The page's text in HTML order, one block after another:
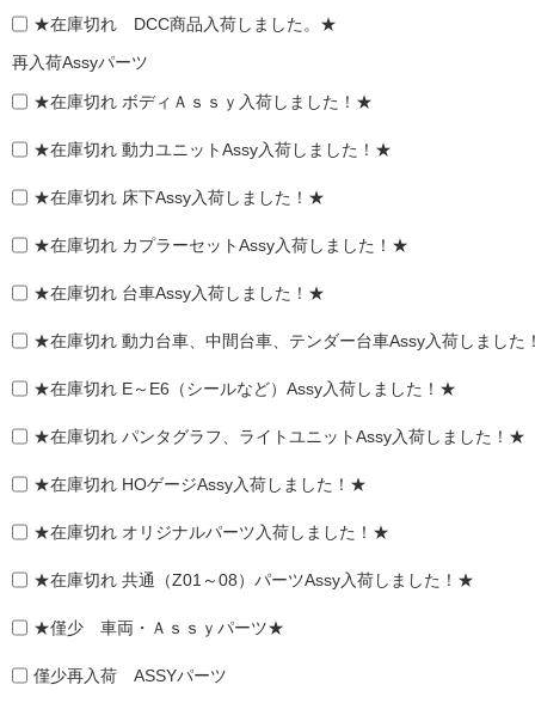
★在庫切れ DCC商品入荷しました。★
再入荷Assyパーツ
★在庫切れ ボディＡｓｓｙ入荷しました！★
★在庫切れ 動力ユニットAssy入荷しました！★
★在庫切れ 床下Assy入荷しました！★
★在庫切れ カプラーセットAssy入荷しました！★
★在庫切れ 台車Assy入荷しました！★
★在庫切れ 動力台車、中間台車、テンダー台車Assy入荷しまし
★在庫切れ E～E6（シールなど）Assy入荷しました！★
★在庫切れ パンタグラフ、ライトユニットAssy入荷しました！★
★在庫切れ HOゲージAssy入荷しました！★
★在庫切れ オリジナルパーツ入荷しました！★
★在庫切れ 共通（Z01～08）パーツAssy入荷しました！★
★僅少 車両・Ａｓｓｙパーツ★
僅少再入荷 ASSYパーツ